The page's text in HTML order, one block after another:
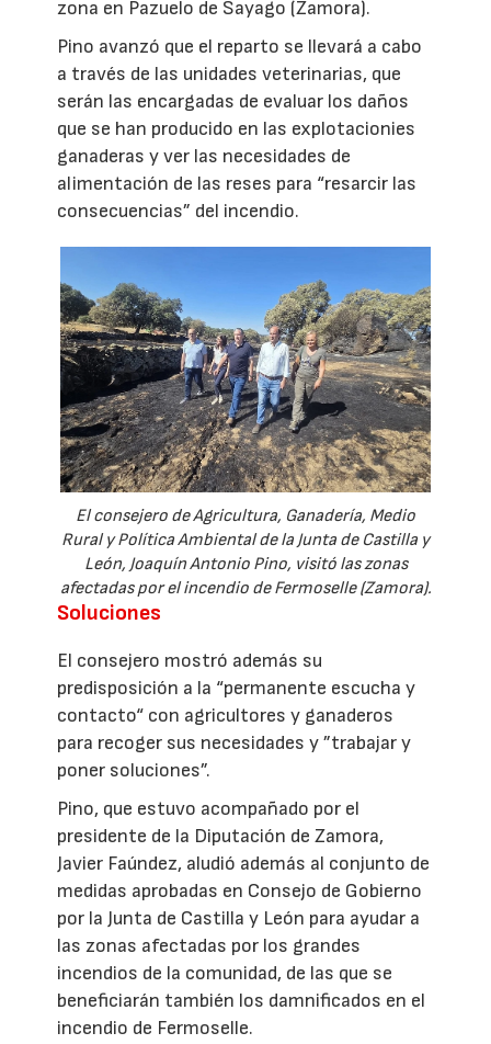
zona en Pazuelo de Sayago (Zamora).
Pino avanzó que el reparto se llevará a cabo
a través de las unidades veterinarias, que
serán las encargadas de evaluar los daños
que se han producido en las explotacionies
ganaderas y ver las necesidades de
alimentación de las reses para “resarcir las
consecuencias” del incendio.
El consejero de Agricultura, Ganadería, Medio
Rural y Política Ambiental de la Junta de Castilla y
León, Joaquín Antonio Pino, visitó las zonas
afectadas por el incendio de Fermoselle (Zamora).
Soluciones
El consejero mostró además su
predisposición a la “permanente escucha y
contacto“ con agricultores y ganaderos
para recoger sus necesidades y ”trabajar y
poner soluciones”.
Pino, que estuvo acompañado por el
presidente de la Diputación de Zamora,
Javier Faúndez, aludió además al conjunto de
medidas aprobadas en Consejo de Gobierno
por la Junta de Castilla y León para ayudar a
las zonas afectadas por los grandes
incendios de la comunidad, de las que se
beneficiarán también los damnificados en el
incendio de Fermoselle.